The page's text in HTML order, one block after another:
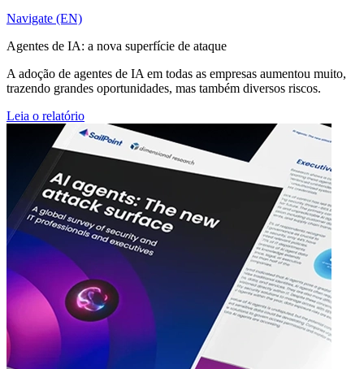
Navigate (EN)
Agentes de IA: a nova superfície de ataque
A adoção de agentes de IA em todas as empresas aumentou muito,
trazendo grandes oportunidades, mas também diversos riscos.
Leia o relatório